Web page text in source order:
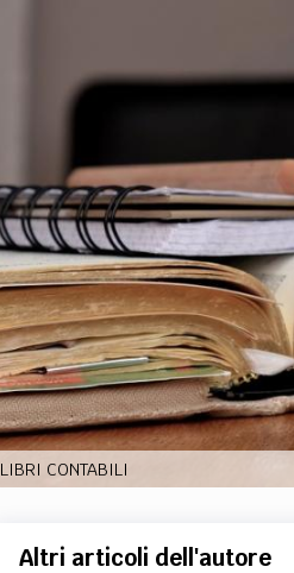
LIBRI CONTABILI
Altri articoli dell'autore